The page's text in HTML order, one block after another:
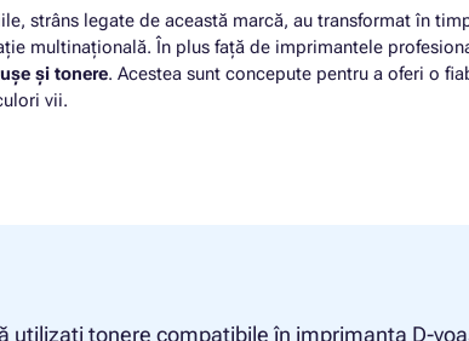
strâns legate de această marcă, au transformat în
multinațională. În plus față de imprimantele
și tonere. Acestea sunt concepute pentru a oferi o
vii.
utilizați tonere compatibile în imprimanta D-